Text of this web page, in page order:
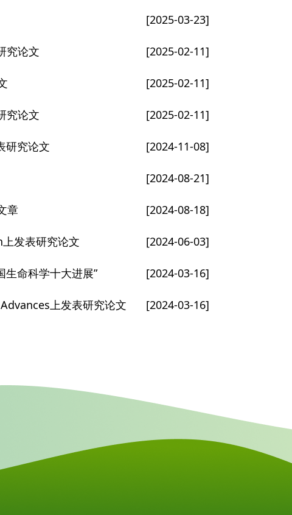
[2025-03-23]
究论文 [2025-02-11]
[2025-02-11]
究论文 [2025-02-11]
研究论文 [2024-11-08]
[2024-08-21]
章 [2024-08-18]
发表研究论文 [2024-06-03]
生命科学十大进展” [2024-03-16]
上发表研究论文 [2024-03-16]